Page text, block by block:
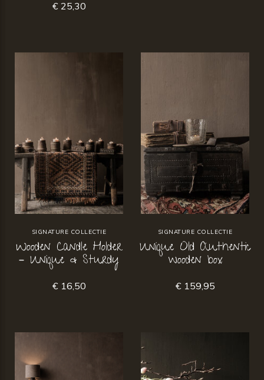
€ 25,30
SIGNATURE COLLECTIE
Wooden Candle Holder
– Unique & Sturdy
€ 16,50
SIGNATURE COLLECTIE
Unique Old Authentic
wooden box
€ 159,95